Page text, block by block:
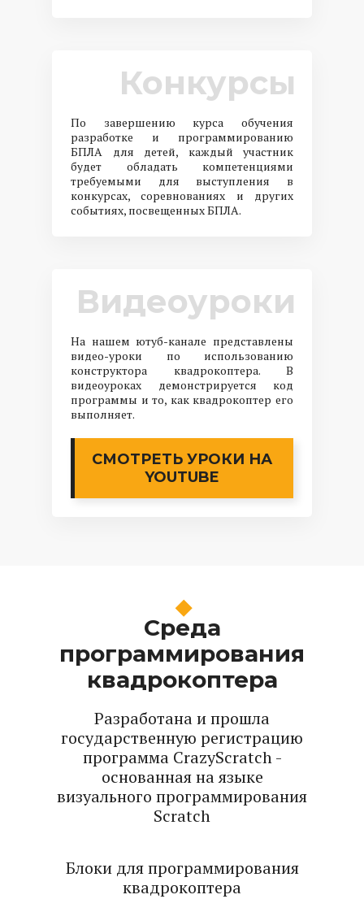
Конкурсы
По завершению курса обучения
разработке и программированию
БПЛА для детей, каждый участник
будет обладать компетенциями
требуемыми для выступления в
конкурсах, соревнованиях и других
событиях, посвещенных БПЛА.
Видеоуроки
На нашем ютуб-канале представлены
видео-уроки по использованию
конструктора квадрокоптера. В
видеоуроках демонстрируется код
программы и то, как квадрокоптер его
выполняет.
СМОТРЕТЬ УРОКИ НА
YOUTUBE
Среда
программирования
квадрокоптера
Разработана и прошла
государственную регистрацию
программа CrazyScratch -
основанная на языке
визуального программирования
Scratch
Блоки для программирования
квадрокоптера